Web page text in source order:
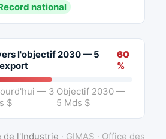
national
l'objectif 2030 — 5
60
%
— 3
$
Objectif 2030 —
5 Mds $
de l'Industrie · GIMAS · Office des